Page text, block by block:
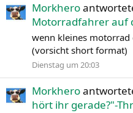
Morkhero
Motorradfahrer auf
wenn kleines motorrad
(vorsicht short format)
Dienstag um 20:03
Morkhero
hört ihr gerade?"-